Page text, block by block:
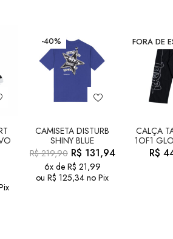
-40%
CAMISETA DISTURB
SHINY BLUE
R$219,90 R$ 131,94
6x de R$ 21,99
ou R$ 125,34 no Pix
FORA DE
CALÇA
1OF1
R$